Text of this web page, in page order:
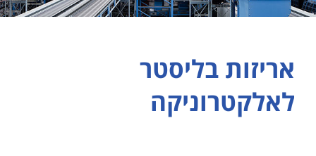
אריזות בליסטר
לאלקטרוניקה